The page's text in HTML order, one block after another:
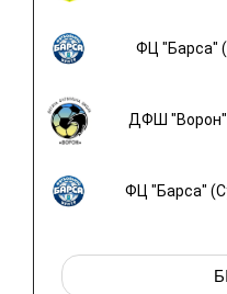
ФЦ "Барса"
ДФШ "Ворон"
ФЦ "Барса"